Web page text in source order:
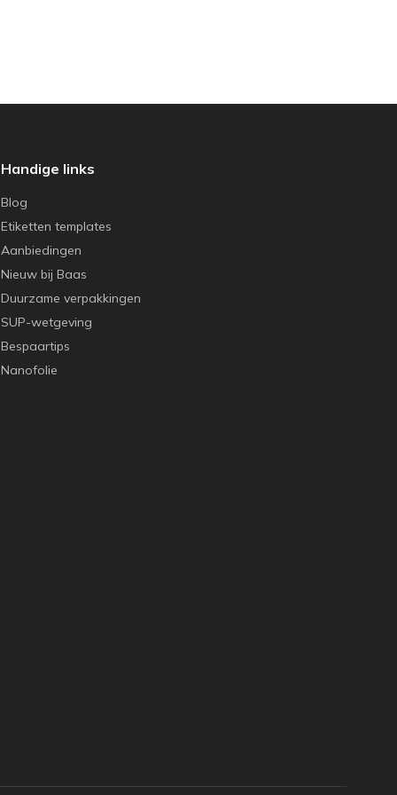
Handige links
Blog
Etiketten templates
Aanbiedingen
Nieuw bij Baas
Duurzame verpakkingen
SUP-wetgeving
Bespaartips
Nanofolie